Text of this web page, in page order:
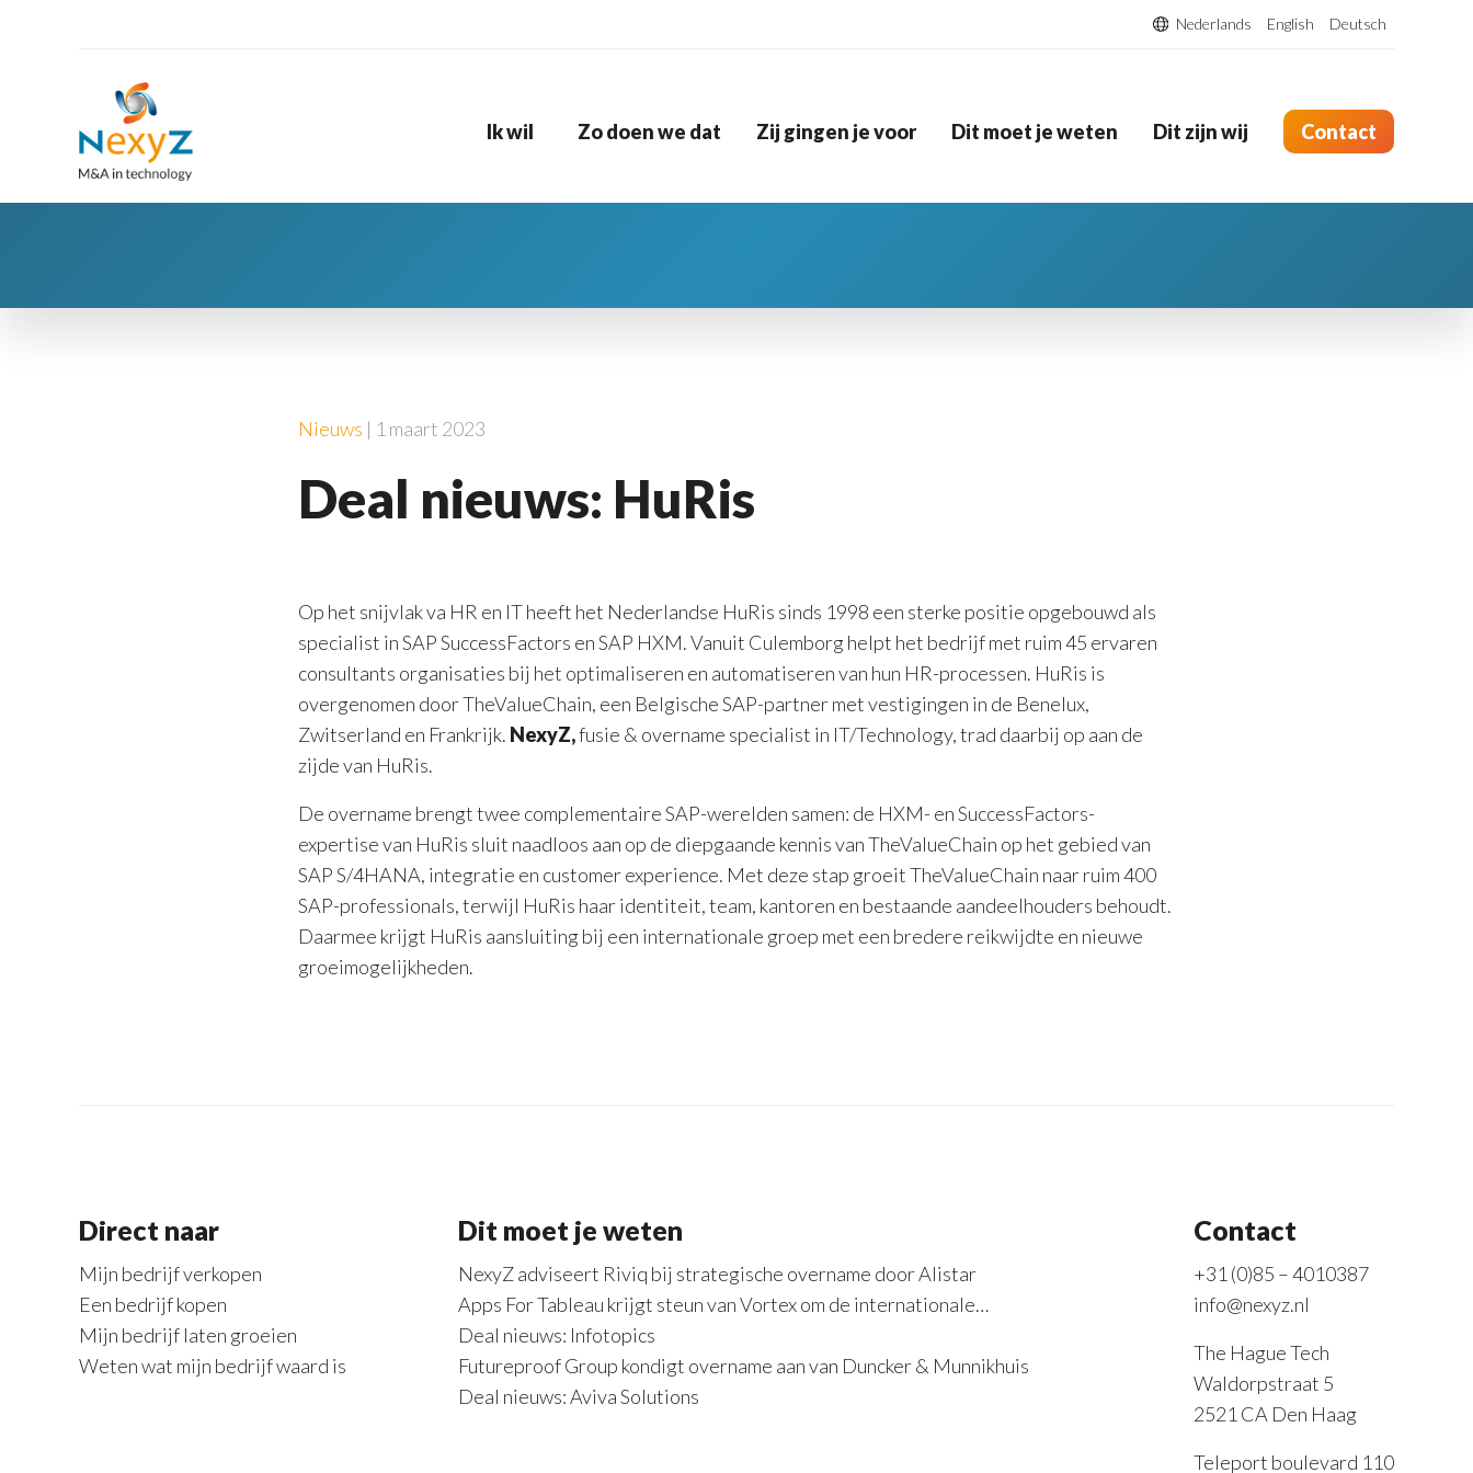
Nederlands English Deutsch
Ik wil Zo doen we dat Zij gingen je voor Dit moet je weten Dit zijn wij Contact
Nieuws | 1 maart 2023
Deal nieuws: HuRis
Op het snijvlak va HR en IT heeft het Nederlandse HuRis sinds 1998 een sterke positie opgebouwd als
specialist in SAP SuccessFactors en SAP HXM. Vanuit Culemborg helpt het bedrijf met ruim 45 ervaren
consultants organisaties bij het optimaliseren en automatiseren van hun HR-processen. HuRis is
overgenomen door TheValueChain, een Belgische SAP-partner met vestigingen in de Benelux,
Zwitserland en Frankrijk. NexyZ,fusie & overname specialist in IT/Technology, trad daarbij op aan de
zijde van HuRis.
De overname brengt twee complementaire SAP-werelden samen: de HXM- en SuccessFactors-
expertise van HuRis sluit naadloos aan op de diepgaande kennis van TheValueChain op het gebied van
SAP S/4HANA, integratie en customer experience. Met deze stap groeit TheValueChain naar ruim 400
SAP-professionals, terwijl HuRis haar identiteit, team, kantoren en bestaande aandeelhouders behoudt.
Daarmee krijgt HuRis aansluiting bij een internationale groep met een bredere reikwijdte en nieuwe
groeimogelijkheden.
Direct naar
Mijn bedrijf verkopen
Een bedrijf kopen
Mijn bedrijf laten groeien
Weten wat mijn bedrijf waard is
Dit moet je weten
NexyZ adviseert Riviq bij strategische overname door Alistar
Apps For Tableau krijgt steun van Vortex om de internationale…
Deal nieuws: Infotopics
Futureproof Group kondigt overname aan van Duncker & Munnikhuis
Deal nieuws: Aviva Solutions
Contact
+31 (0)85 – 4010387
info@nexyz.nl
The Hague Tech
Waldorpstraat 5
2521 CA Den Haag
Teleport boulevard 110